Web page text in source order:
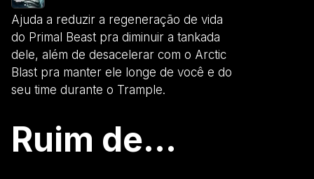
Ajuda a reduzir a regeneração de vida
do Primal Beast pra diminuir a tankada
dele, além de desacelerar com o Arctic
Blast pra manter ele longe de você e do
seu time durante o Trample.
Ruim de...